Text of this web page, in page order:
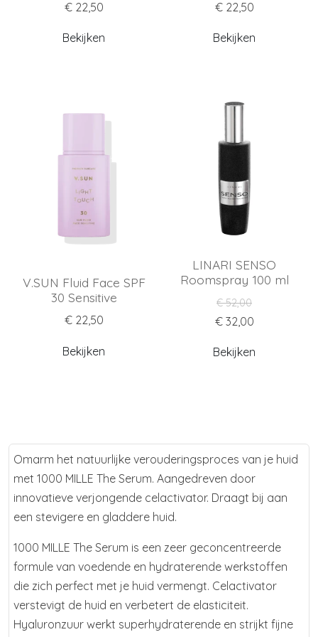
€ 22,50
Bekijken
€ 22,50
Bekijken
V.SUN Fluid Face SPF
30 Sensitive
€ 22,50
Bekijken
LINARI SENSO
Roomspray 100 ml
€ 52,00
€ 32,00
Bekijken
Omarm het natuurlijke verouderingsproces van je huid
met 1000 MILLE The Serum. Aangedreven door
innovatieve verjongende celactivator. Draagt bij aan
een stevigere en gladdere huid.
1000 MILLE The Serum is een zeer geconcentreerde
formule van voedende en hydraterende werkstoffen
die zich perfect met je huid vermengt. Celactivator
verstevigt de huid en verbetert de elasticiteit.
Hyaluronzuur werkt superhydraterende en strijkt fijne